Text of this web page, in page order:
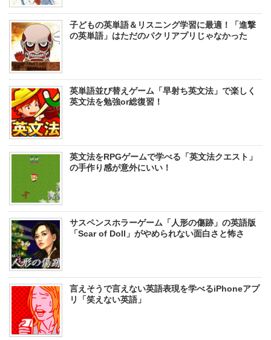
子どもの英単語＆リスニング学習に最適！「進撃
の英単語」はただのパクリアプリじゃなかった
英単語並び替えゲーム「早射ち英文法」で楽しく
英文法を勉強or総復習！
英文法をRPGゲームで学べる「英文法クエスト」
の手作り感が意外にいい！
サスペンスホラーゲーム「人形の傷跡」の英語版
「Scar of Doll」がやめられない面白さと怖さ
言えそうで言えない英語表現を学べるiPhoneアプ
リ「笑えない英語」